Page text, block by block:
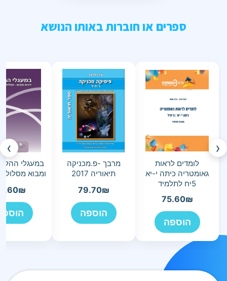
ספרים או חוברות באותו הנושא
‹
לומדים לראות
גאומטריה כיתה י-יא
5יח לתלמיד
75.60₪
הוספה
מרבך -פ.מכניקה
תיאוריה 2017
79.70₪
הוספה
במעגלי
ומבוא מסלול
₪
›